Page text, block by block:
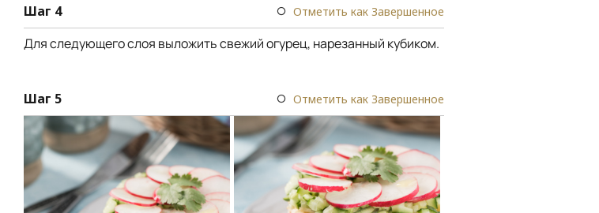
Шаг 4 Отметить как Завершенное
Для следующего слоя выложить свежий огурец, нарезанный кубиком.
Шаг 5 Отметить как Завершенное